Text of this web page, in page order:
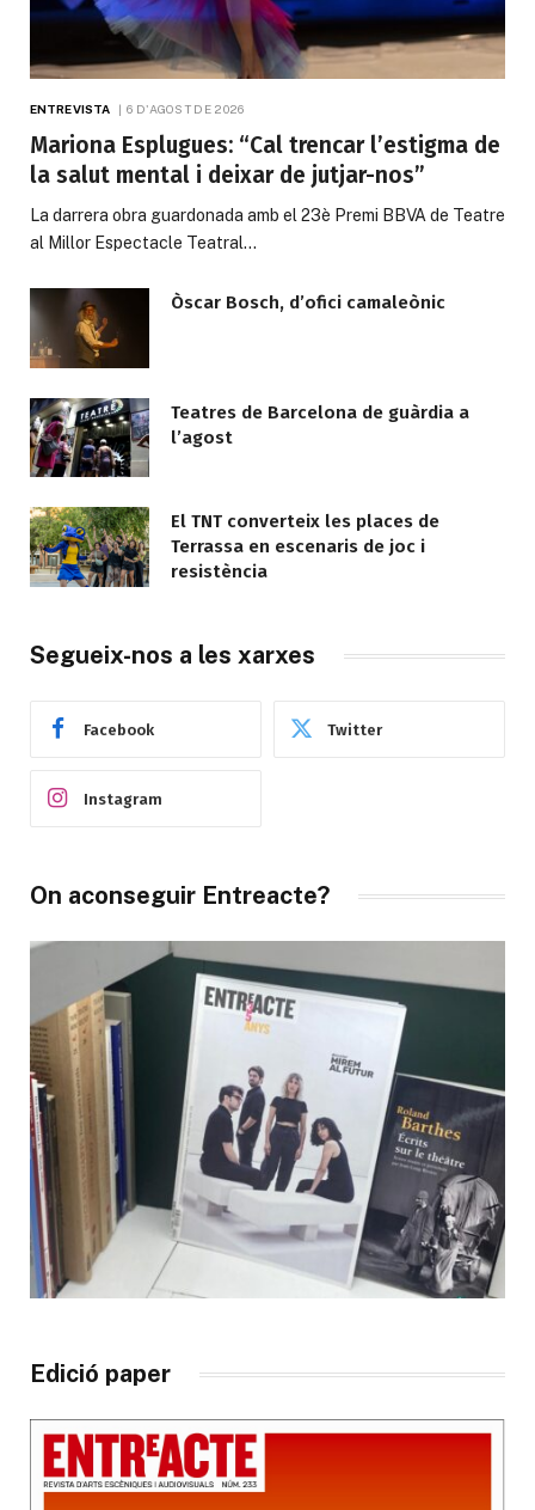
ENTREVISTA 6 D'AGOST DE 2026
Mariona Esplugues: “Cal trencar l’estigma de
la salut mental i deixar de jutjar-nos”
La darrera obra guardonada amb el 23è Premi BBVA de Teatre
al Millor Espectacle Teatral…
Òscar Bosch, d’ofici camaleònic
Teatres de Barcelona de guàrdia a
l’agost
El TNT converteix les places de
Terrassa en escenaris de joc i
resistència
Segueix-nos a les xarxes
Facebook Twitter
Instagram
On aconseguir Entreacte?
Edició paper